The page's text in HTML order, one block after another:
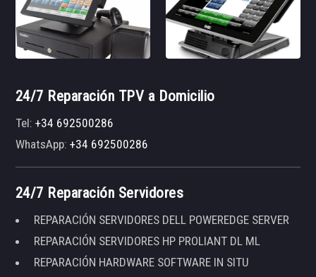
24/7 Reparación TPV a Domicilio
Tel:+34 692500286
WhatsApp:+34 692500286
24/7 Reparación Servidores
REPARACIÓN SERVIDORES DELL POWEREDGE SERVER
REPARACIÓN SERVIDORES HP PROLIANT DL ML
REPARACIÓN HARDWARE SOFTWARE IN SITU